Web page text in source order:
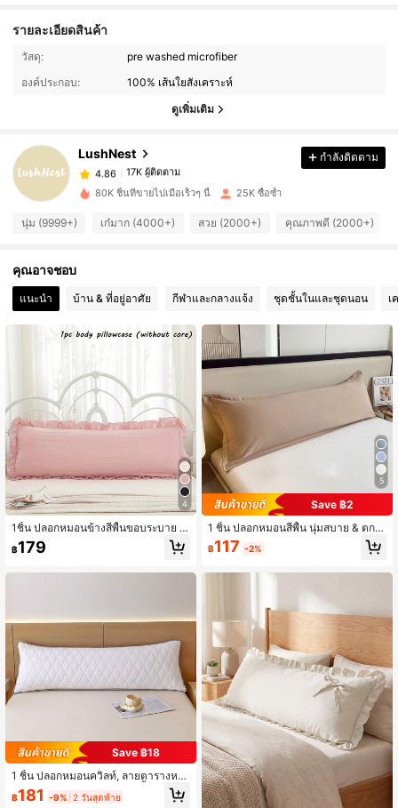
รายละเอียดสินค้า
วัสดุ:
pre washed microfiber
องค์ประกอบ:
100% เส้นใยสังเคราะห์
ดูเพิ่มเติม
LushNest
17K ผู้ติดตาม
17K ผู้ติดตาม
4.86
17K ผู้ติดตาม
b***0
จ่าย 1 วันที่ผ่านมา
4.86 17K ผู้ติดตาม
4.86 17K ผู้ติดตาม
4.86 17K ผู้ติดตาม
4.86 17K ผู้ติดตาม
17K ผู้ติดตาม
กำลังติดตาม
80K ชิ้นที่ขายไปเมื่อเร็วๆ นี้ 25K ซื้อซ้ำ
นุ่ม (9999+) เก๋มาก (4000+) สวย (2000+) คุณภาพดี (2000+)
คุณอาจชอบ
แนะนำ บ้าน & ที่อยู่อาศัย กีฬาและกลางแจ้ง ชุดชั้นในและชุดนอน เ
4
1ชิ้น ปลอกหมอนข้างสีพื้นขอบระบาย (ไ
ม่รวมไส้หมอน), 20in*54in ปลอกหมอ
นป้องกันหัวเตียง, ปลอกหมอนอิงอุ่นระบ
฿179
Save ฿18
1 ชิ้น ปลอกหมอนควิลท์, ลายตารางหม
ากรุกและลายข้าวหลามตัดสีพื้น, ปลอก
หมอนนุ่มไม่มีไส้, ดีไซน์ตาราง 3 มิติแบ
฿181 -9% 2 วันสุดท้าย
5
Save ฿2
1 ชิ้น ปลอกหมอนสีพื้น นุ่มสบาย & ตกแ
ต่ง, ปลอกหมอนคู่, ปลอกหมอนคู่, ปลอก
หมอนยาวสีพื้นในหลายขนาด, เหมาะ
ครัว, ตกแต่งด้วยซิป, ไม่รวมแกนหมอน,
฿117 -2%